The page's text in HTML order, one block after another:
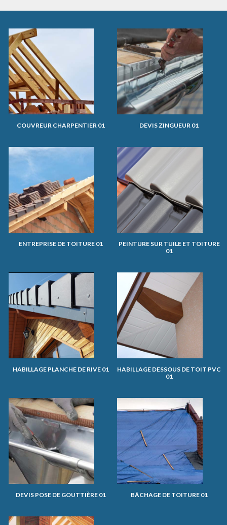
COUVREUR CHARPENTIER 01 DEVIS ZINGUEUR 01
ENTREPRISE DE TOITURE 01
PEINTURE SUR TUILE ET TOITURE
01
HABILLAGE PLANCHE DE RIVE 01
HABILLAGE DESSOUS DE TOIT PVC
01
DEVIS POSE DE GOUTTIÈRE 01 BÂCHAGE DE TOITURE 01